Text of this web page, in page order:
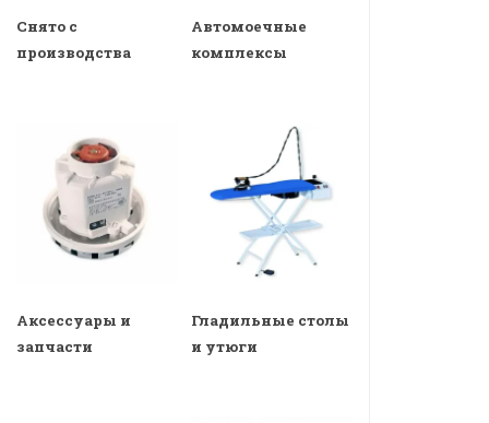
Снято с
производства
Автомоечные
комплексы
Аксессуары и
запчасти
Гладильные столы
и утюги